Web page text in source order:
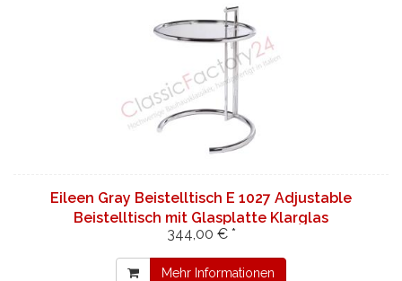
Eileen Gray Beistelltisch E 1027 Adjustable
Beistelltisch mit Glasplatte Klarglas
344,00 € *
Mehr Informationen